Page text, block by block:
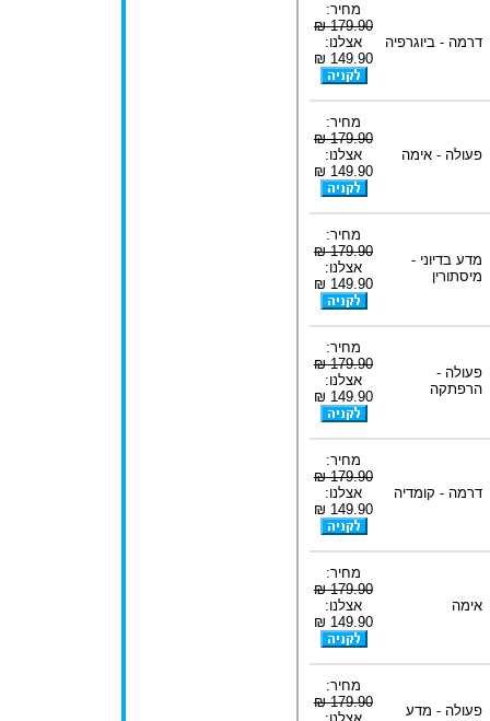
דרמה - ביוגרפיה
מחיר:
179.90 ₪
אצלנו:
149.90 ₪
פעולה - אימה
מחיר:
179.90 ₪
אצלנו:
149.90 ₪
מדע בדיוני -
מיסתורין
מחיר:
179.90 ₪
אצלנו:
149.90 ₪
פעולה -
הרפתקה
מחיר:
179.90 ₪
אצלנו:
149.90 ₪
דרמה - קומדיה
מחיר:
179.90 ₪
אצלנו:
149.90 ₪
אימה
מחיר:
179.90 ₪
אצלנו:
149.90 ₪
פעולה - מדע
מחיר:
179.90 ₪